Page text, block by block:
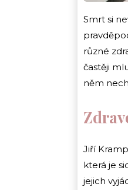
Smrt si
různé
častěji
něm
Jiří
která je
jejich